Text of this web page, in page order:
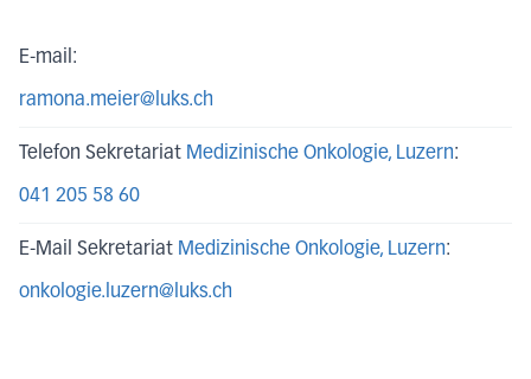
E-mail:
ramona.meier@luks.ch
Telefon Sekretariat Medizinische Onkologie, Luzern:
041 205 58 60
E-Mail Sekretariat Medizinische Onkologie, Luzern:
onkologie.luzern@luks.ch